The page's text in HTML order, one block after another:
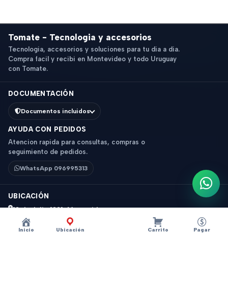
Inicio Ubicación Carrito Pagar
Tomate - Tecnologia y accesorios
Tecnologia, accesorios y soluciones para tu dia a dia.
Compra facil y recibi en Montevideo y todo Uruguay
con Tomate.
DOCUMENTACIÓN
Documentos incluidos
AYUDA CON PEDIDOS
Atencion rapida para consultas, compras o
seguimiento de pedidos.
WhatsApp 096995313
UBICACIÓN
18 de Julio 1831, Montevideo
Horario: 9 a 18 hs